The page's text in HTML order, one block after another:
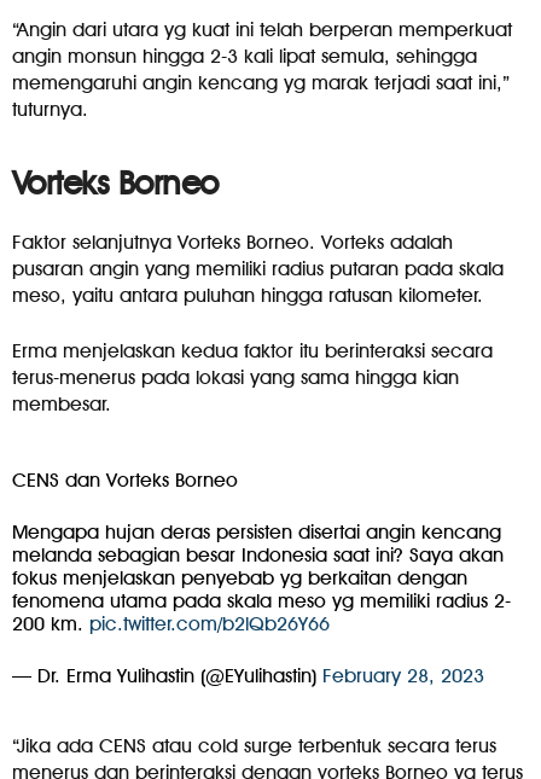
“Angin dari utara yg kuat ini telah berperan memperkuat
angin monsun hingga 2-3 kali lipat semula, sehingga
memengaruhi angin kencang yg marak terjadi saat ini,”
tuturnya.
Vorteks Borneo
Faktor selanjutnya Vorteks Borneo. Vorteks adalah
pusaran angin yang memiliki radius putaran pada skala
meso, yaitu antara puluhan hingga ratusan kilometer.
Erma menjelaskan kedua faktor itu berinteraksi secara
terus-menerus pada lokasi yang sama hingga kian
membesar.
CENS dan Vorteks Borneo
Mengapa hujan deras persisten disertai angin kencang
melanda sebagian besar Indonesia saat ini? Saya akan
fokus menjelaskan penyebab yg berkaitan dengan
fenomena utama pada skala meso yg memiliki radius 2-
200 km. pic.twitter.com/b2lQb26Y66
— Dr. Erma Yulihastin (@EYulihastin) February 28, 2023
“Jika ada CENS atau cold surge terbentuk secara terus
menerus dan berinteraksi dengan vorteks Borneo yg terus